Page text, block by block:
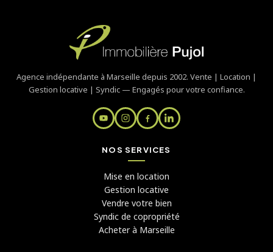
Agence indépendante à Marseille depuis 2002. Vente | Location |
Gestion locative | Syndic — Engagés pour votre confiance.
NOS SERVICES
Mise en location
Gestion locative
Vendre votre bien
Syndic de copropriété
Acheter à Marseille